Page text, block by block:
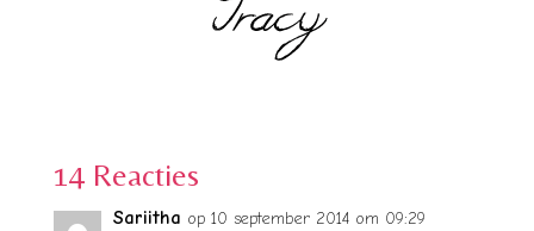
14 Reacties
Sariitha op 10 september 2014 om 09:29